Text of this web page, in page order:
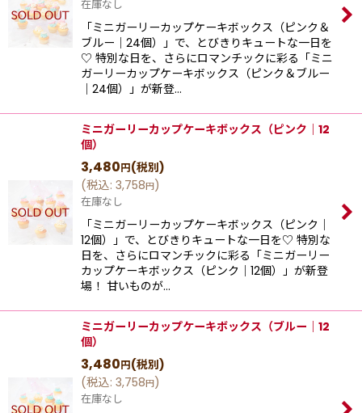
在庫なし
「ミニガーリーカップケーキボックス（ピンク＆
ブルー｜24個）」で、とびきりキュートな一日を
♡ 特別な日を、さらにロマンチックに彩る「ミニ
ガーリーカップケーキボックス（ピンク＆ブルー
｜24個）」が新登…
ミニガーリーカップケーキボックス（ピンク｜12
個）
3,480円(税別)
(税込: 3,758円)
在庫なし
「ミニガーリーカップケーキボックス（ピンク｜
12個）」で、とびきりキュートな一日を♡ 特別な
日を、さらにロマンチックに彩る「ミニガーリー
カップケーキボックス（ピンク｜12個）」が新登
場！ 甘いものが…
ミニガーリーカップケーキボックス（ブルー｜12
個）
3,480円(税別)
(税込: 3,758円)
在庫なし